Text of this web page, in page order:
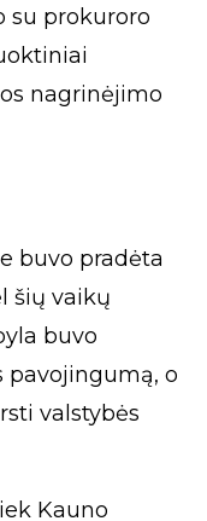
su prokuroro
nagrinėjimo
buvo pradėta
šių vaikų
buvo
pavojingumą, o
valstybės
Kauno